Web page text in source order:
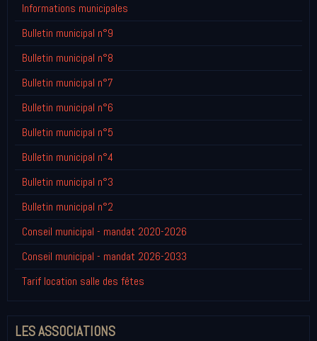
Informations municipales
Bulletin municipal n°9
Bulletin municipal n°8
Bulletin municipal n°7
Bulletin municipal n°6
Bulletin municipal n°5
Bulletin municipal n°4
Bulletin municipal n°3
Bulletin municipal n°2
Conseil municipal - mandat 2020-2026
Conseil municipal - mandat 2026-2033
Tarif location salle des fêtes
LES ASSOCIATIONS